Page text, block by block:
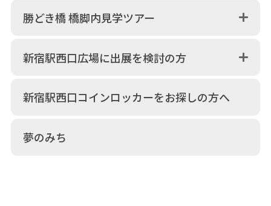
勝どき橋 橋脚内見学ツアー
新宿駅西口広場に出展を検討の方
新宿駅西口コインロッカーをお探しの方へ
夢のみち